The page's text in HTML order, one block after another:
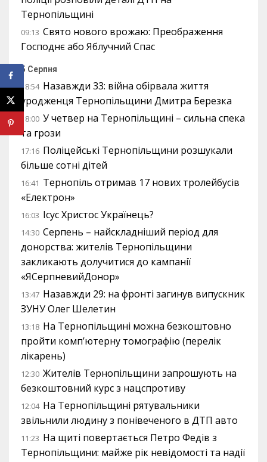
Тернопільщині
09:13 Свято нового врожаю: Преображення
Господнє або Яблучний Спас
5 Серпня
18:54 Назавжди 33: війна обірвала життя
уродженця Тернопільщини Дмитра Березка
18:00 У четвер на Тернопільщині – сильна спека
та грози
17:16 Поліцейські Тернопільщини розшукали
більше сотні дітей
16:41 Тернопіль отримав 17 нових тролейбусів
«Електрон»
16:03 Ісус Христос Українець?
14:30 Серпень – найскладніший період для
донорства: жителів Тернопільщини
закликають долучитися до кампанії
«ЯСерпневийДонор»
13:47 Назавжди 29: на фронті загинув випускник
ЗУНУ Олег Шелетин
13:18 На Тернопільщині можна безкоштовно
пройти комп’ютерну томографію (перелік
лікарень)
12:30 Жителів Тернопільщини запрошують на
безкоштовний курс з нацспротиву
12:04 На Тернопільщині рятувальники
звільнили людину з понівеченого в ДТП авто
11:23 На щиті повертається Петро Федів з
Тернопільщини: майже рік невідомості та надії